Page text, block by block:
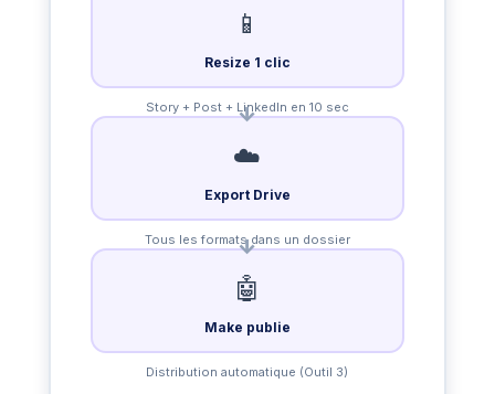
📱
Resize 1 clic
Story + Post + LinkedIn en 10 sec
☁️
Export Drive
Tous les formats dans un dossier
🤖
Make publie
Distribution automatique (Outil 3)